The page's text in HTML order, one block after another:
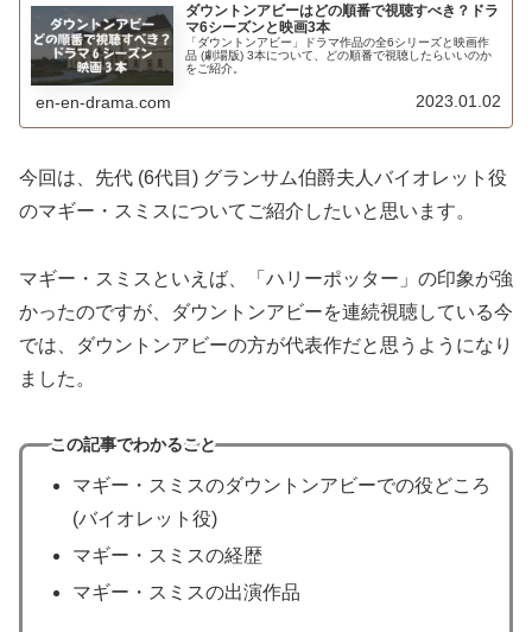
ダウントンアビーはどの順番で視聴すべき？ドラ
マ6シーズンと映画3本
「ダウントンアビー」ドラマ作品の全6シリーズと映画作
品 (劇場版) 3本について、どの順番で視聴したらいいのか
をご紹介。
en-en-drama.com 2023.01.02
今回は、先代 (6代目) グランサム伯爵夫人バイオレット役
のマギー・スミスについてご紹介したいと思います。
マギー・スミスといえば、「ハリーポッター」の印象が強
かったのですが、ダウントンアビーを連続視聴している今
では、ダウントンアビーの方が代表作だと思うようになり
ました。
この記事でわかること
マギー・スミスのダウントンアビーでの役どころ
(バイオレット役)
マギー・スミスの経歴
マギー・スミスの出演作品